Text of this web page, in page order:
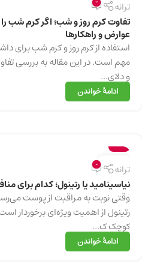
ترانه
تفاوت کرم روز و شب؛ اگر کرم شب
عوارض و راهکارها
استفاده از کرم روز و کرم شب برای
مهم است. در این مقاله به بررسی
و دلای...
ادامهٔ خواندن
13
دسامبر
سلامت
ترانه 0
نیاسینامید یا رتینول؛ کدام برای
وقتی نوبت به مراقبت از پوست
رتینول از اهمیت ویژه‌ای برخوردار
کوچک ک...
ادامهٔ خواندن